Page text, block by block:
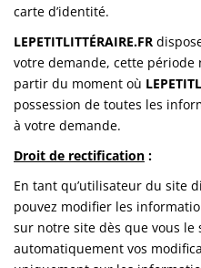
carte d’identité.
LEPETITLITTÉRAIRE.FR
votre demande, cette période
partir du moment où
possession de toutes les
à votre demande.
Droit de rectification :
En tant qu’utilisateur du site
pouvez modifier les
sur notre site dès que vous le
automatiquement vos